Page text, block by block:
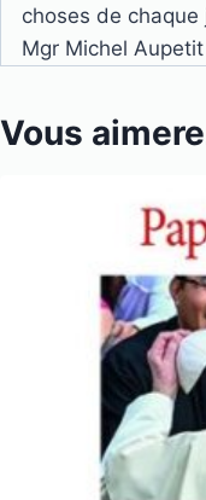
choses de chaque
Mgr Michel Aupetit
Vous